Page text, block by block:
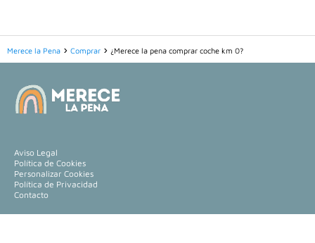
Merece la Pena Comprar ¿Merece la pena comprar coche km 0?
Aviso Legal
Política de Cookies
Personalizar Cookies
Política de Privacidad
Contacto